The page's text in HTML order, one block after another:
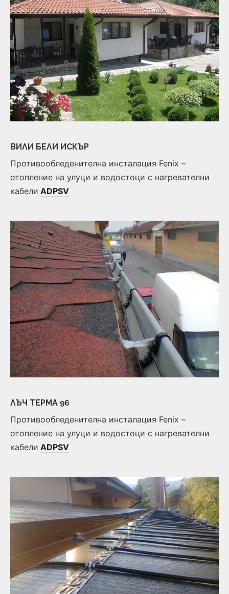
ВИЛИ БЕЛИ ИСКЪР
Противообледенителна инсталация Fenix –
отопление на улуци и водостоци с нагревателни
кабели ADPSV
ЛЪЧ ТЕРМА 96
Противообледенителна инсталация Fenix –
отопление на улуци и водостоци с нагревателни
кабели ADPSV